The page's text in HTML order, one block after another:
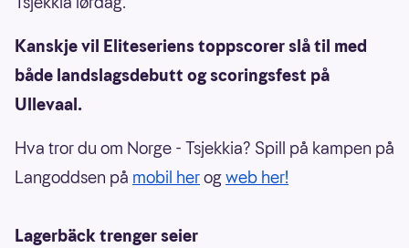
Kanskje vil Eliteseriens toppscorer slå til med
både landslagsdebutt og scoringsfest på
Ullevaal.
Hva tror du om Norge - Tsjekkia? Spill på kampen på
Langoddsen på mobil herogweb her!
Lagerbäck trenger seier